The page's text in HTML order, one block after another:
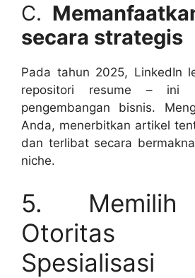
C.
secara strategis
Pada tahun 2025, LinkedIn
repositori resume – ini
pengembangan bisnis.
Anda, menerbitkan artikel
dan terlibat secara
niche.
5. Memilih
Otoritas
Spesialisasi